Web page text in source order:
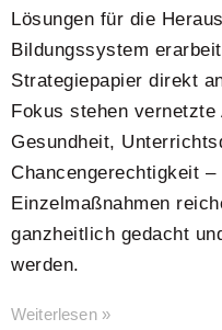
Lösungen für die
Bildungssystem
Strategiepapier direkt
Fokus stehen
Gesundheit,
Chancengerechtigkeit
Einzelmaßnahmen
ganzheitlich gedacht
werden.
Weiterlesen »